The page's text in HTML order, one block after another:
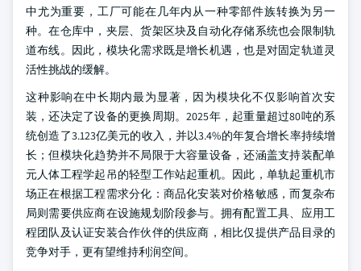
中尤为重要，工厂可能在几年内从一种零部件族转换为另一
种。在仓库中，夹层、货架区块及自动化存储系统也会限制轨
道布线。因此，模块化需求既是增长机遇，也是对固定轨道灵
活性挑战的缓解。
这种影响在中长期内最为显著，因为模块化不仅影响首次安
装，还决定了设备的更换周期。2025年，起重量超过80吨的系
统创造了3.123亿美元的收入，并以3.4%的年复合增长率持续增
长；但模块化趋势并不局限于大容量设备，还涵盖支持装配单
元人体工程学起吊的轻型工作站起重机。因此，单轨起重机市
场正在根据工程需求分化：商品化安装对价格敏感，而复杂布
局则需要供应商在设施规划阶段参与。拥有配置工具、应用工
程团队及认证安装合作伙伴的供应商，相比仅提供产品目录的
竞争对手，更有望维持利润空间。